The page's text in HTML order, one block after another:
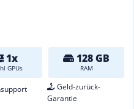
1x
GPUs
128 GB
RAM
Geld-zurück-
Garantie